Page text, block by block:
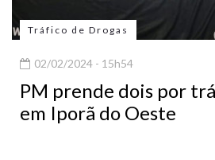
Tráfico de Drogas
02/02/2024 - 15h54
PM prende dois por
em Iporã do Oeste